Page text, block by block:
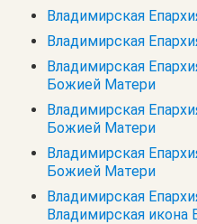
Владимирская
Владимирская
Владимирская
Божией Матери
Владимирская
Божией Матери
Владимирская
Божией Матери
Владимирская
Владимирская